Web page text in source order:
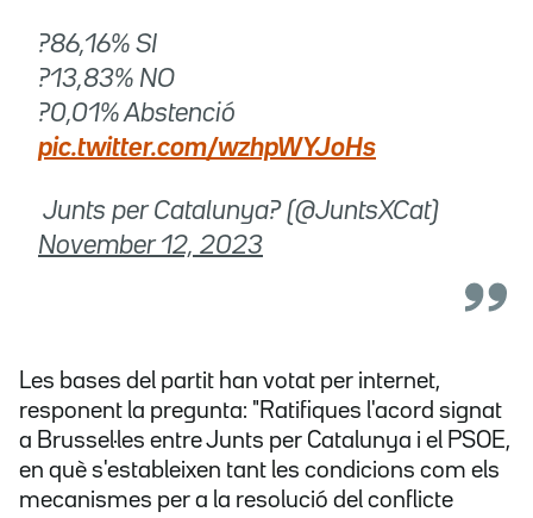
?86,16% SI
?13,83% NO
?0,01% Abstenció
pic.twitter.com/wzhpWYJoHs
 Junts per Catalunya? (@JuntsXCat)
November 12, 2023
Les bases del partit han votat per internet,
responent la pregunta: "Ratifiques l'acord signat
a Brussel·les entre Junts per Catalunya i el PSOE,
en què s'estableixen tant les condicions com els
mecanismes per a la resolució del conflicte